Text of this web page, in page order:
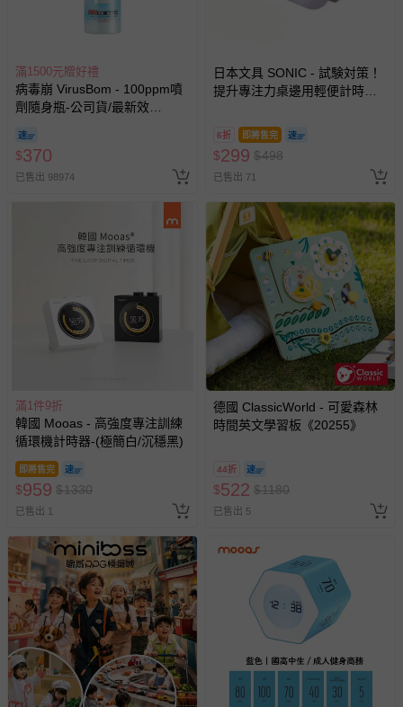
滿1500元贈好禮
病毒崩 VirusBom - 100ppm噴
劑隨身瓶-公司貨/最新效
$370
已售出 98974
日本文具 SONIC - 試験対策！
提升專注力桌邊用輕便計時器-
6折 即將售完
$299 $498
已售出 71
滿1件9折
韓國 Mooas - 高強度專注訓練
循環機計時器-(極簡白/沉穩黑)
即將售完
$959 $1330
已售出 1
德國 ClassicWorld - 可愛森林
時間英文學習板《20255》
44折
$522 $1180
已售出 5